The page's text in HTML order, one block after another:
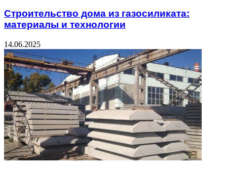
Строительство дома из газосиликата:
материалы и технологии
14.06.2025